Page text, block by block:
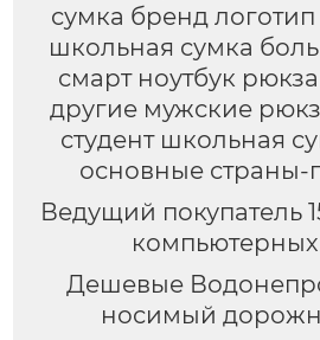
сумка бренд
школьная сумка
смарт ноутбук
другие мужские
студент школьная
основные страны-
Ведущий покупатель
Дешевые
носимый